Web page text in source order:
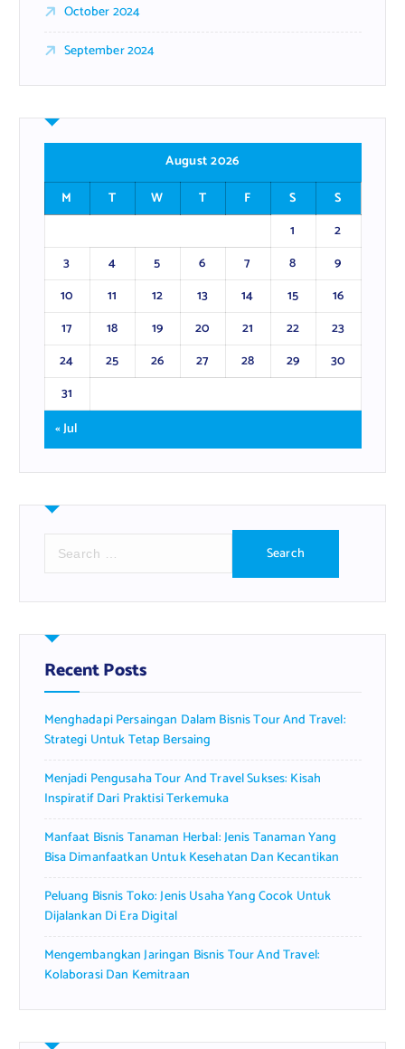
October 2024
September 2024
August 2026
M
T W T F S
S
1
2
3
4 5 6 7 8
9
10
11 12 13 14 15
16
17
18 19 20 21 22
23
24
25 26 27 28 29
30
31
« Jul
r
h
f
o
:
Recent Posts
Menghadapi Persaingan Dalam Bisnis Tour And Travel:
Strategi Untuk Tetap Bersaing
Menjadi Pengusaha Tour And Travel Sukses: Kisah
Inspiratif Dari Praktisi Terkemuka
Manfaat Bisnis Tanaman Herbal: Jenis Tanaman Yang
Bisa Dimanfaatkan Untuk Kesehatan Dan Kecantikan
Peluang Bisnis Toko: Jenis Usaha Yang Cocok Untuk
Dijalankan Di Era Digital
Mengembangkan Jaringan Bisnis Tour And Travel:
Kolaborasi Dan Kemitraan